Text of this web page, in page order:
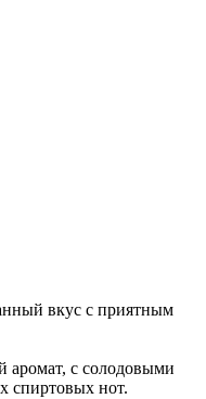
вкус с приятным
с солодовыми
спиртовых нот.